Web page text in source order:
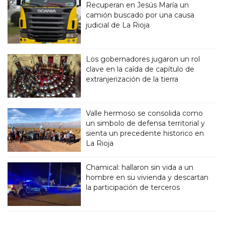
Recuperan en Jesús María un
camión buscado por una causa
judicial de La Rioja
Los gobernadores jugaron un rol
clave en la caída de capítulo de
extranjerización de la tierra
Valle hermoso se consolida como
un simbolo de defensa territorial y
sienta un precedente historico en
La Rioja
Chamical: hallaron sin vida a un
hombre en su vivienda y descartan
la participación de terceros